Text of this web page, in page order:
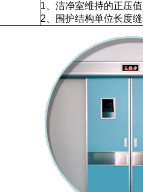
1、洁净室维持的正压值
2、围护结构单位长度